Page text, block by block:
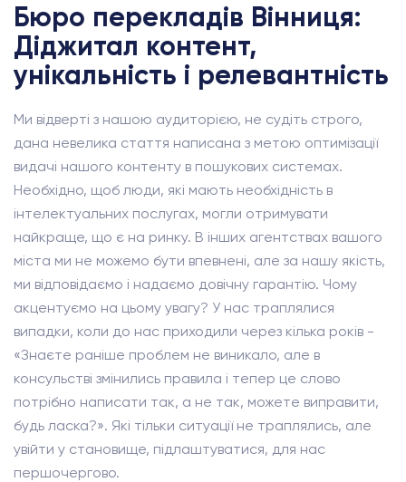
Бюро перекладів Вінниця:
Діджитал контент,
унікальність і релевантність
Ми відверті з нашою аудиторією, не судіть строго,
дана невелика стаття написана з метою оптимізації
видачі нашого контенту в пошукових системах.
Необхідно, щоб люди, які мають необхідність в
інтелектуальних послугах, могли отримувати
найкраще, що є на ринку. В інших агентствах вашого
міста ми не можемо бути впевнені, але за нашу якість,
ми відповідаємо і надаємо довічну гарантію. Чому
акцентуємо на цьому увагу? У нас траплялися
випадки, коли до нас приходили через кілька років -
«Знаєте раніше проблем не виникало, але в
консульстві змінились правила і тепер це слово
потрібно написати так, а не так, можете виправити,
будь ласка?». Які тільки ситуації не траплялись, але
увійти у становище, підлаштуватися, для нас
першочергово.